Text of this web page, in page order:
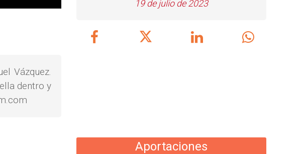
Vázquez.
dentro y
19 de julio de 2023
Aportaciones